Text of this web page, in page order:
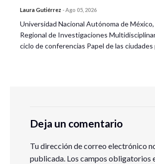
Laura Gutiérrez -Ago 05, 2026
Universidad Nacional Autónoma de
Regional de Investigaciones
ciclo de conferencias Papel de las
Deja un comentario
Tu dirección de correo electrónico
publicada. Los campos obligatorios